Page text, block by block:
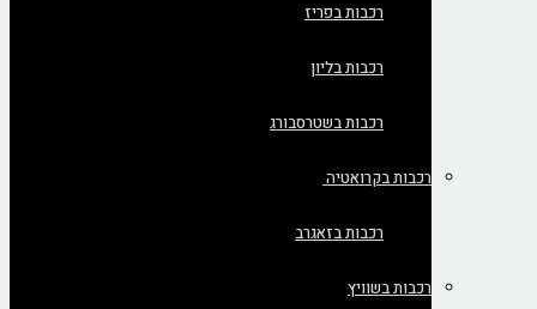
רכבות בפריז
רכבות בליון
רכבות בשטרסבורג
רכבות בקרואטיה
רכבות בזאגרב
רכבות בשוויץ